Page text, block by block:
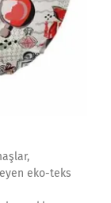
eko-teks